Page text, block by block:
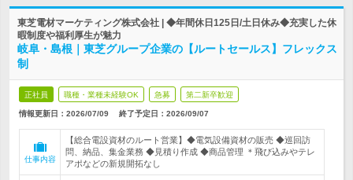
東芝電材マーケティング株式会社 | ◆年間休日125日/土日休み◆充実した休
暇制度や福利厚生が魅力
岐阜・島根｜東芝グループ企業の【ルートセールス】フレックス
制
正社員 職種・業種未経験OK 急募 第二新卒歓迎
情報更新日：2026/07/09 終了予定日： 2026/09/07
仕事内容
【総合電設資材のルート営業】◆電気設備資材の販売 ◆巡回訪
問、納品、集金業務 ◆見積り作成 ◆商品管理 ＊飛び込みやテレ
アポなどの新規開拓なし